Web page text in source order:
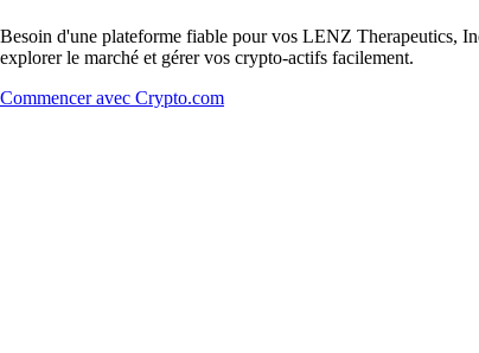
Besoin d'une plateforme fiable pour vos LENZ Therapeutics,
explorer le marché et gérer vos crypto-actifs facilement.
Commencer avec Crypto.com